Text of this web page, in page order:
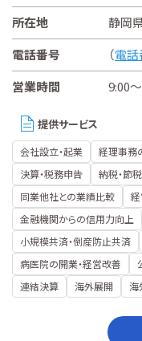
所在地
静岡
電話番号
（電
営業時間
9:00
提供サービス
会社設立・起業 経理事務
決算・税務申告
納税・節
同業他社との業績比較
金融機関からの信用力向上
小規模共済・倒産防止共済
病医院の開業・経営改善
連結決算
海外展開 海